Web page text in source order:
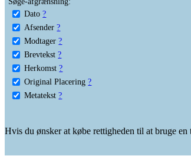
Dato ?
Afsender ?
Modtager ?
Brevtekst ?
Herkomst ?
Original Placering ?
Metatekst ?
Hvis du ønsker at købe rettigheden til at bruge en